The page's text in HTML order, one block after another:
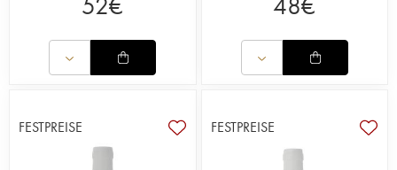
FESTPREISE FESTPREISE